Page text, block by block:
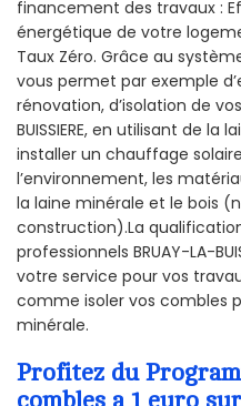
financement des travaux :
énergétique de votre
Taux Zéro. Grâce au
vous permet par exemple
rénovation, d’isolation de
BUISSIERE, en utilisant de la
installer un chauffage
l’environnement, les
la laine minérale et le bois
construction).La
professionnels BRUAY-LA-
votre service pour vos
comme isoler vos combles
minérale.
Profitez du
combles a 1 euro